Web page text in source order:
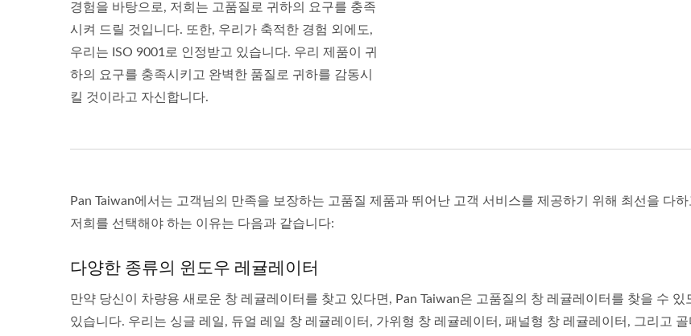
경험을 바탕으로, 저희는 고품질로 귀하의 요구를 충족
시켜 드릴 것입니다. 또한, 우리가 축적한 경험 외에도,
우리는 ISO 9001로 인정받고 있습니다. 우리 제품이 귀
하의 요구를 충족시키고 완벽한 품질로 귀하를 감동시
킬 것이라고 자신합니다.
Pan Taiwan에서는 고객님의 만족을 보장하는 고품질 제품과 뛰어난 고객 서비스를 제공하기 위해 최선을 다
저희를 선택해야 하는 이유는 다음과 같습니다:
다양한 종류의 윈도우 레귤레이터
만약 당신이 차량용 새로운 창 레귤레이터를 찾고 있다면, Pan Taiwan은 고품질의 창 레귤레이터를 찾을 수 있
있습니다. 우리는 싱글 레일, 듀얼 레일 창 레귤레이터, 가위형 창 레귤레이터, 패널형 창 레귤레이터, 그리고